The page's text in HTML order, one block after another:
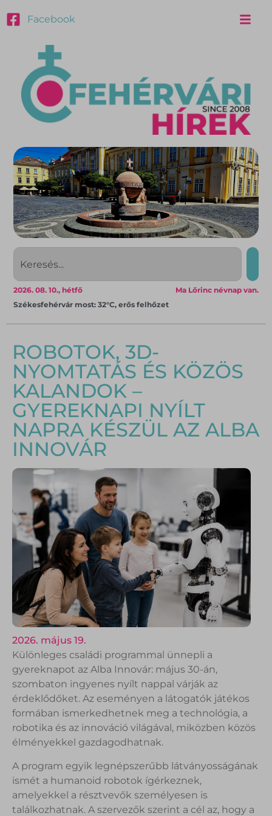
Facebook
Ma Lőrinc névnap van.
2026. 08. 10., hétfő
Székesfehérvár most: 32°C, erős felhőzet
ROBOTOK, 3D-
NYOMTATÁS ÉS KÖZÖS
KALANDOK –
GYEREKNAPI NYÍLT
NAPRA KÉSZÜL AZ ALBA
INNOVÁR
2026. május 19.
Különleges családi programmal ünnepli a
gyereknapot az Alba Innovár: május 30-án,
szombaton ingyenes nyílt nappal várják az
érdeklődőket. Az eseményen a látogatók játékos
formában ismerkedhetnek meg a technológia, a
robotika és az innováció világával, miközben közös
élményekkel gazdagodhatnak.
A program egyik legnépszerűbb látványosságának
ismét a humanoid robotok ígérkeznek,
amelyekkel a résztvevők személyesen is
találkozhatnak. A szervezők szerint a cél az, hogy a